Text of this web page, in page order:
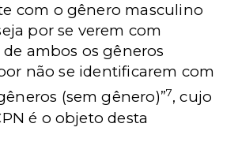
com o gênero masculino
por se verem com
ambos os gêneros
não se identificarem com
(sem gênero)”7, cujo
é o objeto desta